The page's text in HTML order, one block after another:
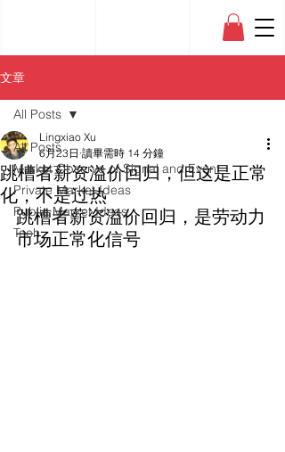
文章
All Posts
Market Observe of Signal and Event
Private Market Ideas
Public Market Ideas
Tech
All Posts
跳槽者薪资溢价回归，但这是正常
化，不是过热
Lingxiao Xu
6月23日 讀畢需時 14 分鐘
跳槽者薪资溢价回归，是劳动力
市场正常化信号